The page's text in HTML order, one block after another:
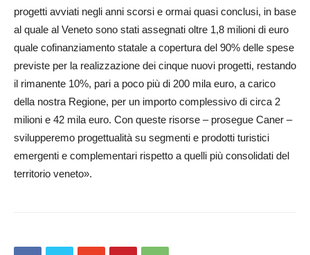
progetti avviati negli anni scorsi e ormai quasi conclusi, in base
al quale al Veneto sono stati assegnati oltre 1,8 milioni di euro
quale cofinanziamento statale a copertura del 90% delle spese
previste per la realizzazione dei cinque nuovi progetti, restando
il rimanente 10%, pari a poco più di 200 mila euro, a carico
della nostra Regione, per un importo complessivo di circa 2
milioni e 42 mila euro. Con queste risorse – prosegue Caner –
svilupperemo progettualità su segmenti e prodotti turistici
emergenti e complementari rispetto a quelli più consolidati del
territorio veneto».